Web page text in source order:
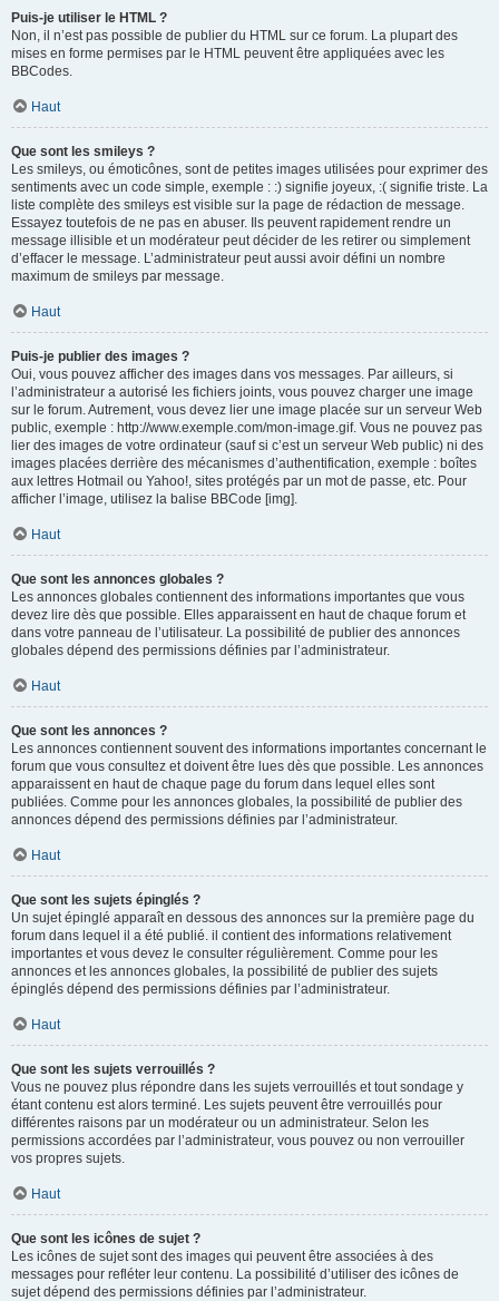
Puis-je utiliser le HTML ?
Non, il n’est pas possible de publier du HTML sur ce forum. La plupart des
mises en forme permises par le HTML peuvent être appliquées avec les
BBCodes.
Haut
Que sont les smileys ?
Les smileys, ou émoticônes, sont de petites images utilisées pour exprimer des
sentiments avec un code simple, exemple : :) signifie joyeux, :( signifie triste. La
liste complète des smileys est visible sur la page de rédaction de message.
Essayez toutefois de ne pas en abuser. Ils peuvent rapidement rendre un
message illisible et un modérateur peut décider de les retirer ou simplement
d’effacer le message. L’administrateur peut aussi avoir défini un nombre
maximum de smileys par message.
Haut
Puis-je publier des images ?
Oui, vous pouvez afficher des images dans vos messages. Par ailleurs, si
l’administrateur a autorisé les fichiers joints, vous pouvez charger une image
sur le forum. Autrement, vous devez lier une image placée sur un serveur Web
public, exemple : http://www.exemple.com/mon-image.gif. Vous ne pouvez pas
lier des images de votre ordinateur (sauf si c’est un serveur Web public) ni des
images placées derrière des mécanismes d’authentification, exemple : boîtes
aux lettres Hotmail ou Yahoo!, sites protégés par un mot de passe, etc. Pour
afficher l’image, utilisez la balise BBCode [img].
Haut
Que sont les annonces globales ?
Les annonces globales contiennent des informations importantes que vous
devez lire dès que possible. Elles apparaissent en haut de chaque forum et
dans votre panneau de l’utilisateur. La possibilité de publier des annonces
globales dépend des permissions définies par l’administrateur.
Haut
Que sont les annonces ?
Les annonces contiennent souvent des informations importantes concernant le
forum que vous consultez et doivent être lues dès que possible. Les annonces
apparaissent en haut de chaque page du forum dans lequel elles sont
publiées. Comme pour les annonces globales, la possibilité de publier des
annonces dépend des permissions définies par l’administrateur.
Haut
Que sont les sujets épinglés ?
Un sujet épinglé apparaît en dessous des annonces sur la première page du
forum dans lequel il a été publié. il contient des informations relativement
importantes et vous devez le consulter régulièrement. Comme pour les
annonces et les annonces globales, la possibilité de publier des sujets
épinglés dépend des permissions définies par l’administrateur.
Haut
Que sont les sujets verrouillés ?
Vous ne pouvez plus répondre dans les sujets verrouillés et tout sondage y
étant contenu est alors terminé. Les sujets peuvent être verrouillés pour
différentes raisons par un modérateur ou un administrateur. Selon les
permissions accordées par l’administrateur, vous pouvez ou non verrouiller
vos propres sujets.
Haut
Que sont les icônes de sujet ?
Les icônes de sujet sont des images qui peuvent être associées à des
messages pour refléter leur contenu. La possibilité d’utiliser des icônes de
sujet dépend des permissions définies par l’administrateur.